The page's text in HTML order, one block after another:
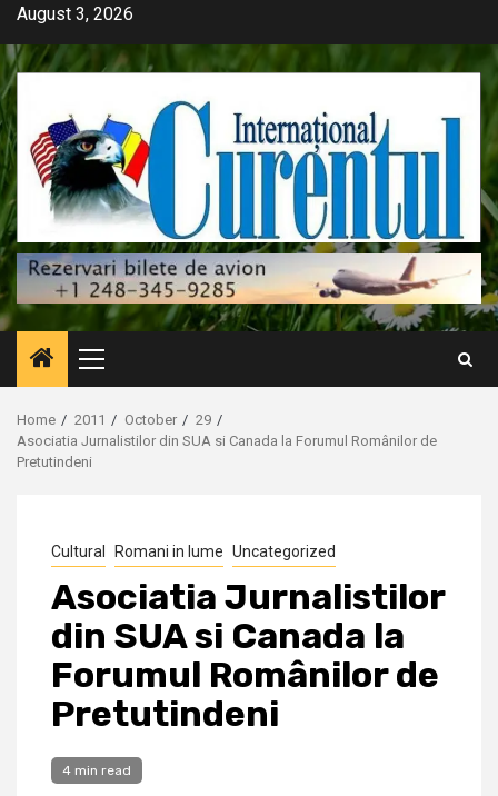
Skip
content
August 3, 2026
Primary
Menu
Home 2011 October
29
Asociatia Jurnalistilor din SUA si Canada la Forumul Românilor de
Pretutindeni
Cultural Romani in lume Uncategorized
Asociatia Jurnalistilor
din SUA si Canada la
Forumul Românilor de
Pretutindeni
4 min read